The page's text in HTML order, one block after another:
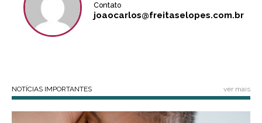
Contato
joaocarlos@freitaselopes.com.br
NOTÍCIAS IMPORTANTES ver mais